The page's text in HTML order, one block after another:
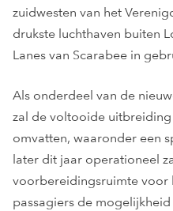
zuidwesten van het
drukste luchthaven buiten
Lanes van Scarabee in
Als onderdeel van de
zal de voltooide
omvatten, waaronder een
later dit jaar operationeel
voorbereidingsruimte voor
passagiers de